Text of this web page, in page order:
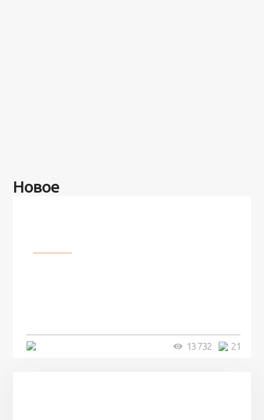
Новое
21
13 732